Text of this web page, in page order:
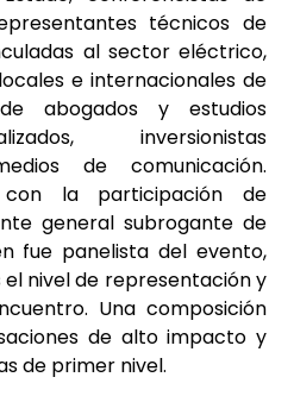
técnicos de
al sector eléctrico,
e internacionales de
abogados y estudios
inversionistas
de comunicación.
la participación de
general subrogante de
fue panelista del evento,
nivel de representación y
Una composición
de alto impacto y
de primer nivel.